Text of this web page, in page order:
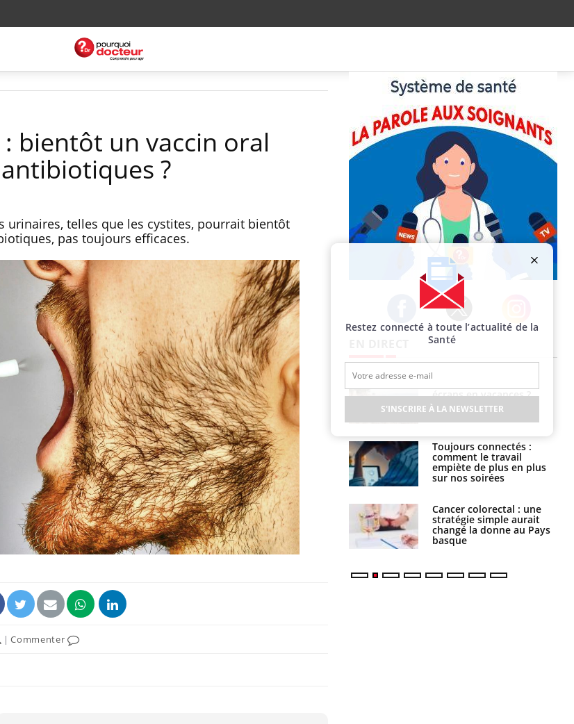
bientôt un vaccin oral
?
urinaires, telles que les cystites, pourrait bientôt
pas toujours efficaces.
|Commenter
Facebook Twitter Instagram
Hantavirus : un cas
détecté chez un touriste
en France
Mortalité infantile : un
rapport s’interroge sur
son taux élevé en France
Grossesse à risque : ce jus
naturel attire l'attention
des chercheurs
écrans en vacances ?
Toujours connectés :
comment le travail
empiète de plus en plus
sur nos soirées
Cancer colorectal : une
stratégie simple aurait
changé la donne au Pays
basque
Restez connecté à toute l’actualité de la
Santé
S'INSCRIRE À LA NEWSLETTER